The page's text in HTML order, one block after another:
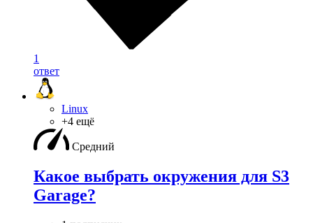
1
ответ
Linux
+4 ещё
Средний
Какое выбрать окружения для S3
Garage?